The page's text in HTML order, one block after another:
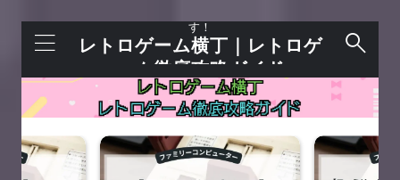
す！
レトロゲーム横丁｜レトロゲ
ーム徹底攻略ガイド